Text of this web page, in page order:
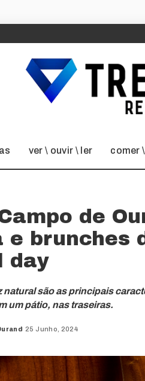
ver \ ouvir \ ler comer
de
brunches
day
são as principais
um pátio, nas traseiras.
25 Junho, 2024